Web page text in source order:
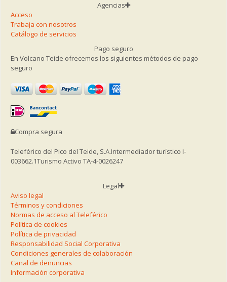
Agencias
Acceso
Trabaja con nosotros
Catálogo de servicios
Pago seguro
En Volcano Teide ofrecemos los siguientes métodos de pago
seguro
Compra segura
Teleférico del Pico del Teide, S.A.Intermediador turístico I-
003662.1Turismo Activo TA-4-0026247
Legal
Aviso legal
Términos y condiciones
Normas de acceso al Teleférico
Política de cookies
Política de privacidad
Responsabilidad Social Corporativa
Condiciones generales de colaboración
Canal de denuncias
Información corporativa